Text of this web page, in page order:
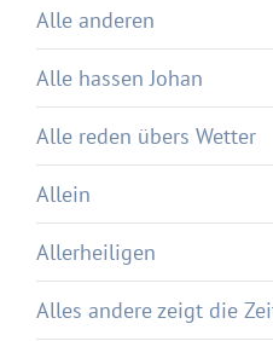
Alle anderen
Alle hassen Johan
Alle reden übers Wetter
Allein
Allerheiligen
Alles andere zeigt die